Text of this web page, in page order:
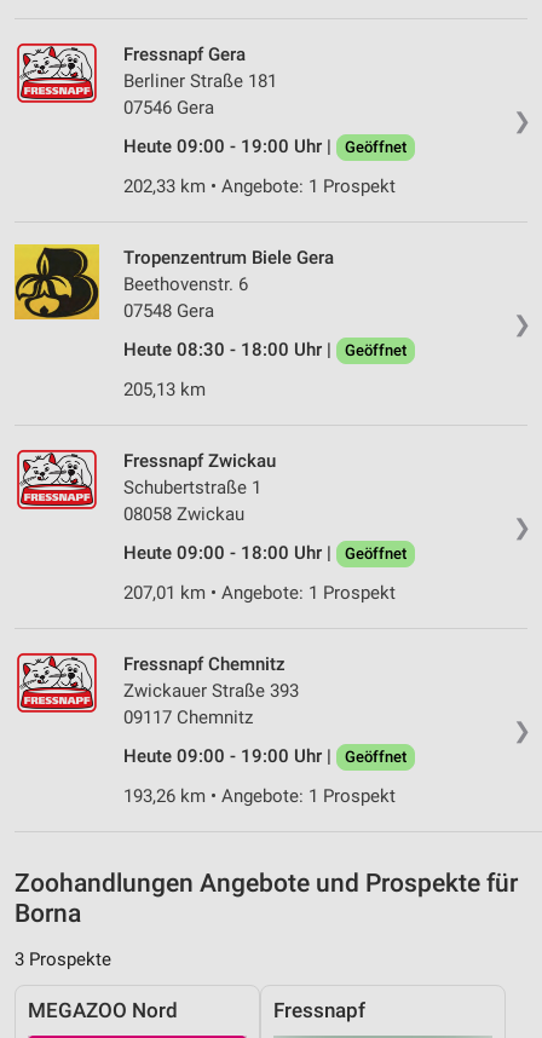
❯
Fressnapf Gera
Berliner Straße 181
07546 Gera
Heute 09:00 - 19:00 Uhr |
Geöffnet
202,33 km • Angebote: 1 Prospekt
❯
Tropenzentrum Biele Gera
Beethovenstr. 6
07548 Gera
Heute 08:30 - 18:00 Uhr |
Geöffnet
205,13 km
❯
Fressnapf Zwickau
Schubertstraße 1
08058 Zwickau
Heute 09:00 - 18:00 Uhr |
Geöffnet
207,01 km • Angebote: 1 Prospekt
❯
Fressnapf Chemnitz
Zwickauer Straße 393
09117 Chemnitz
Heute 09:00 - 19:00 Uhr |
Geöffnet
193,26 km • Angebote: 1 Prospekt
Zoohandlungen Angebote und Prospekte für
Borna
3 Prospekte
MEGAZOO Nord Fressnapf
Verwendung reduzierter Daten zur Auswahl von
Werbeanzeigen
Erstellung von Profilen für personalisierte
personalisierter Werbung
Erstellung von Profilen zur Personalisierung
von Inhalten
personalisierter Inhalte
Messung der Performance von Inhalten
Analyse von Zielgruppen durch Statistiken oder
Kombinationen von Daten aus verschiedenen
Verwendung reduzierter Daten zur Auswahl von
Inhalten
Nicht-IAB-Verarbeitungszwecke:
Notwendig
Performance
Funktional